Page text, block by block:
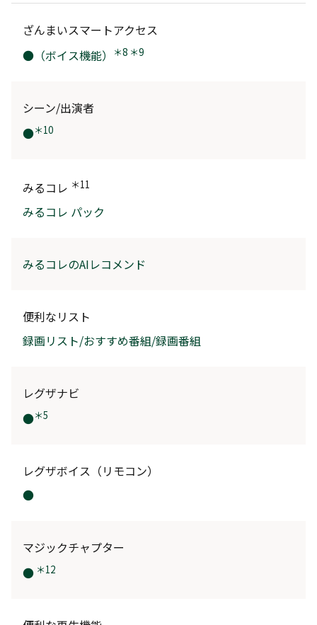
ざんまいスマートアクセス
●（ボイス機能）
＊8 ＊9
シーン/出演者
●＊10
みるコレ ＊11
みるコレ パック
みるコレのAIレコメンド
便利なリスト
録画リスト/おすすめ番組/録画番組
レグザナビ
●＊5
レグザボイス（リモコン）
●
マジックチャプター
● ＊12